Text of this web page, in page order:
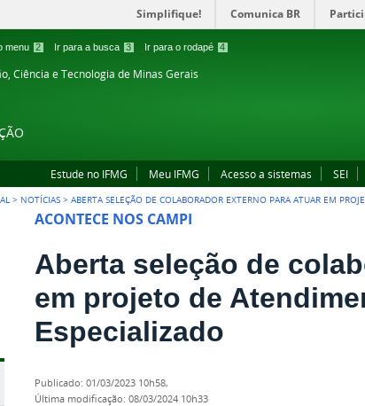
menu 2 Ir para a busca 3 Ir para o rodapé 4
Simplifique! Comunica BR
Ciência e Tecnologia de Minas Gerais
Estude no IFMG Meu IFMG Acesso a sistemas SEI
> NOTÍCIAS >ABERTA SELEÇÃO DE COLABORADOR EXTERNO PARA ATUAR EM
ACONTECE NOS CAMPI
Aberta seleção de
em projeto de
Especializado
publicado:01/03/2023 10h58,
última modificação:08/03/2024 10h33